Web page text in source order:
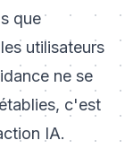
que
utilisateurs
ne se
c'est
IA.